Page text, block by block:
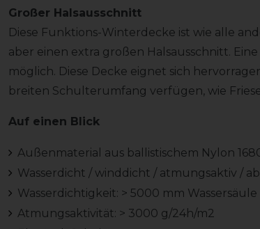
Großer Halsausschnitt
Diese Funktions-Winterdecke ist wie alle
aber einen extra großen Halsausschnitt.
möglich. Diese Decke eignet sich
breiten Schulterumfang verfügen, wie
Auf einen Blick
Außenmaterial aus ballistischem Nylon
Wasserdicht / winddicht / atmungsaktiv /
Wasserdichtigkeit: > 5000 mm Wassersäule
Atmungsaktivität: > 3000 g/24h/m2